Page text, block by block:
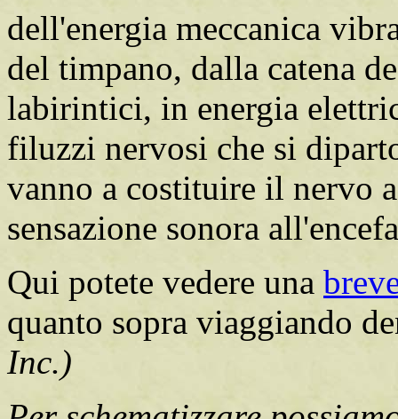
dell'energia meccanica
del timpano, dalla catena
labirintici, in energia
filuzzi nervosi che si
vanno a costituire il nervo
sensazione sonora
Qui potete vedere una
quanto sopra viaggiando
Inc.)